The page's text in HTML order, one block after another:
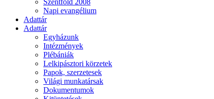
Szentföld 2008
Napi evangélium
Adattár
Adattár
Egyházunk
Intézmények
Plébániák
Lelkipásztori körzetek
Papok, szerzetesek
Világi munkatársak
Dokumentumok